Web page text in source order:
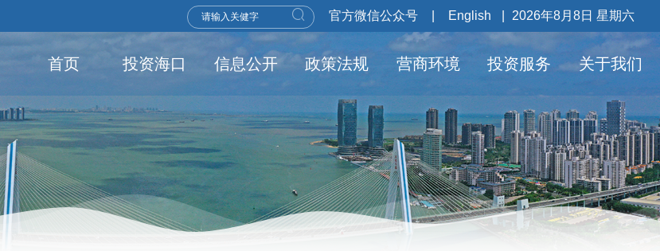
官方微信公众号 English 2026年8月8日 星期六
首页 投资海口 信息公开 政策法规 营商环境 投资服务 关于我们